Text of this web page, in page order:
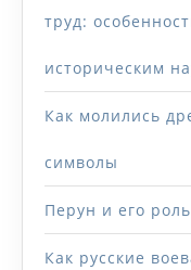
труд:
историческим
Как молились
символы
Перун и его
Как русские